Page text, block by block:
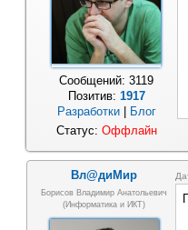
Сообщений: 3119
Позитив: 1917
Разработки| Блог
Статус: Оффлайн
Вл@диМир
Борисов Владимир Анатольевич
(информатика и ИКТ)